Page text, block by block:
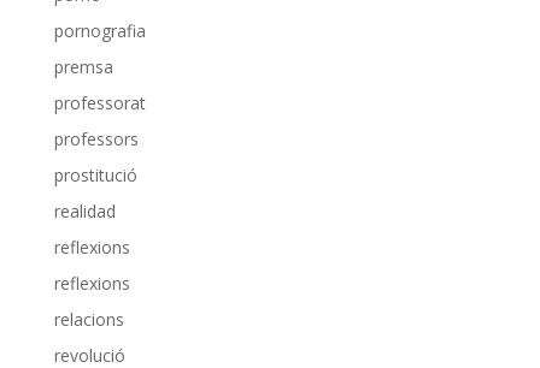
pornografia
premsa
professorat
professors
prostitució
realidad
reflexions
reflexions
relacions
revolució